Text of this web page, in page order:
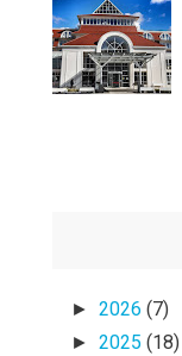
► 2026 (7)
► 2025 (18)